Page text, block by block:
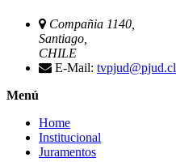
Compañia 1140,
Santiago,
CHILE
E-Mail: tvpjud@pjud.cl
Menú
Home
Institucional
Juramentos